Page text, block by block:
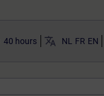
40 hours translate NL FR EN